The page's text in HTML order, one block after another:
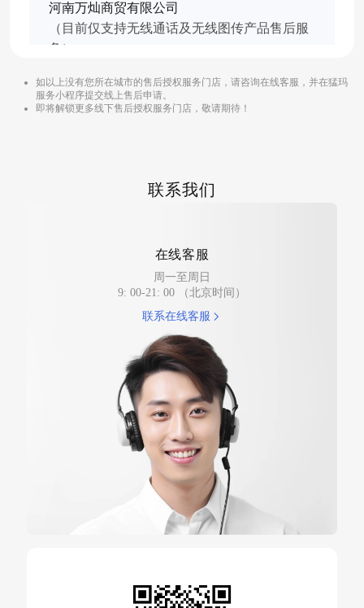
河南万灿商贸有限公司
（目前仅支持无线通话及无线图传产品售后服
务）
座27楼2708室
联系电话：19036955823
（目前仅支持麦克风产品售后服务）
联系电话：13709086261
获取路线
重庆贝易通电子商务有限公司
（目前支持无线麦克风、图传、通话售后服
门店地址：重庆市九龙坡区渝州路100号附7号
联系电话：15923337764
获取路线
东阳市华启影视有限公司
（目前仅支持无线图传产品及无线通话产品售
门店地址：浙江省金华市东阳市横店镇影视大道32
获取路线
如以上没有您所在城市的售后授权服务门店，请咨询在线客服，并在猛玛
服务小程序提交线上售后申请。
即将解锁更多线下售后授权服务门店，敬请期待！
联系我们
在线客服
周一至周日
9: 00-21: 00 （北京时间）
联系在线客服